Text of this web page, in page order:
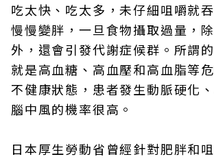
吃太快、吃太多，未仔細咀嚼就
慢慢變胖，一旦食物攝取過量，
外，還會引發代謝症候群。所謂
就是高血糖、高血壓和高血脂等
不健康狀態，患者發生動脈硬化
腦中風的機率很高。
日本厚生勞動省曾經針對肥胖和